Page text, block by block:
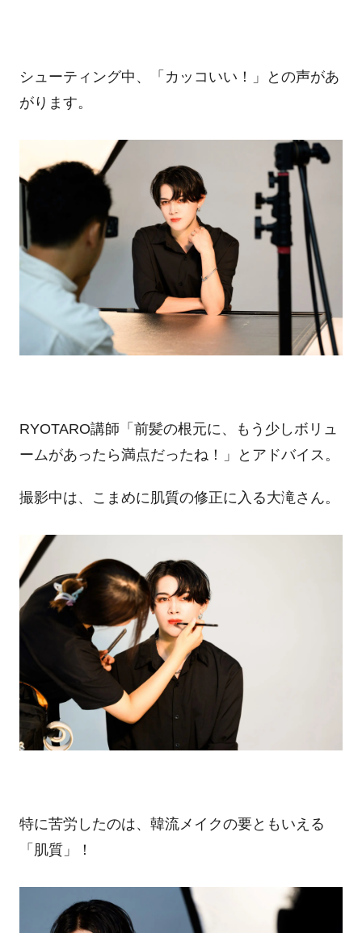
シューティング中、「カッコいい！」との声があ
がります。
RYOTARO講師「前髪の根元に、もう少しボリュ
ームがあったら満点だったね！」とアドバイス。
撮影中は、こまめに肌質の修正に入る大滝さん。
特に苦労したのは、韓流メイクの要ともいえる
「肌質」！